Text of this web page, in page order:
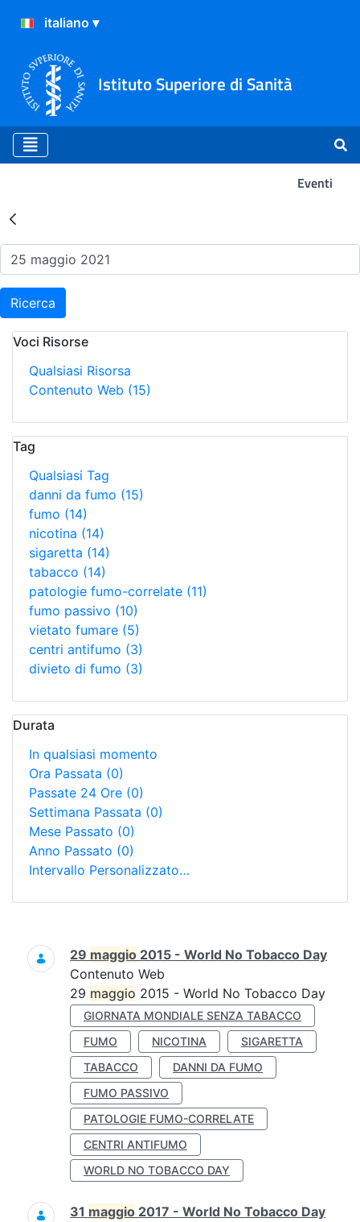
Istituto Superiore di Sanità
Eventi
Risultati della Ricerca -
Ricerca
Voci Risorse
Qualsiasi Risorsa
Contenuto Web (15)
Tag
Qualsiasi Tag
danni da fumo (15)
fumo (14)
nicotina (14)
sigaretta (14)
tabacco (14)
patologie fumo-correlate (11)
fumo passivo (10)
vietato fumare (5)
centri antifumo (3)
divieto di fumo (3)
Durata
In qualsiasi momento
Ora Passata (0)
Passate 24 Ore (0)
Settimana Passata (0)
Mese Passato (0)
Anno Passato (0)
Intervallo Personalizzato…
Ricerca
29 maggio 2015 - World No Tobacco Day
Contenuto Web
29 maggio 2015 - World No Tobacco Day
GIORNATA MONDIALE SENZA TABACCO
FUMO
NICOTINA
SIGARETTA
TABACCO
DANNI DA FUMO
FUMO PASSIVO
PATOLOGIE FUMO-CORRELATE
CENTRI ANTIFUMO
WORLD NO TOBACCO DAY
31 maggio 2017 - World No Tobacco Day